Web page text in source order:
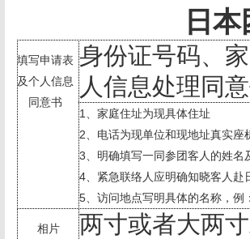
日
填写申请表
及个人信息
同意书
身份证号码、
人信息处理同
1
、家庭住址为现具体住址
2 、电话为现单位和现地址真实
3 、明确填写一同参团客人的姓
4 、紧急联络人应明确知晓客人赴
5 、访问地点写明具体的名称，
相片
两寸或者大两